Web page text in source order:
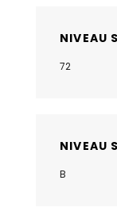
NIVEAU
72
NIVEAU
B